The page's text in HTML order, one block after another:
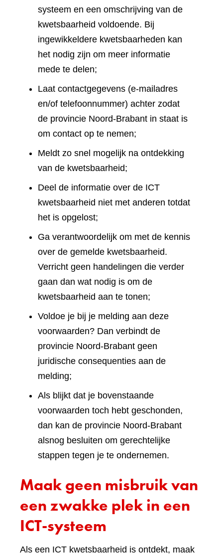
systeem en een omschrijving van de
kwetsbaarheid voldoende. Bij
ingewikkeldere kwetsbaarheden kan
het nodig zijn om meer informatie
mede te delen;
Laat contactgegevens (e-mailadres
en/of telefoonnummer) achter zodat
de provincie Noord-Brabant in staat is
om contact op te nemen;
Meldt zo snel mogelijk na ontdekking
van de kwetsbaarheid;
Deel de informatie over de ICT
kwetsbaarheid niet met anderen totdat
het is opgelost;
Ga verantwoordelijk om met de kennis
over de gemelde kwetsbaarheid.
Verricht geen handelingen die verder
gaan dan wat nodig is om de
kwetsbaarheid aan te tonen;
Voldoe je bij je melding aan deze
voorwaarden? Dan verbindt de
provincie Noord-Brabant geen
juridische consequenties aan de
melding;
Als blijkt dat je bovenstaande
voorwaarden toch hebt geschonden,
dan kan de provincie Noord-Brabant
alsnog besluiten om gerechtelijke
stappen tegen je te ondernemen.
Maak geen misbruik van
een zwakke plek in een
ICT-systeem
Als een ICT kwetsbaarheid is ontdekt, maak